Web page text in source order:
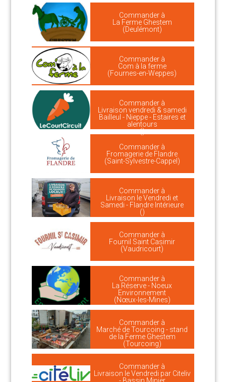
Commander à
La Ferme Ghestem
(Deulémont)
Commander à
Com à la ferme
(Fournes-en-Weppes)
Commander à
Livraison vendredi & samedi
Bailleul - Nieppe - Estaires et
alentours
()
Commander à
Fromagerie de Flandre
(Saint-Sylvestre-Cappel)
Commander à
Livraison le Vendredi et
Samedi - Flandre Intérieure
()
Commander à
Fournil Saint Casimir
(Vaudricourt)
Commander à
La Réserve - Noeux
Environnement
(Nœux-les-Mines)
Commander à
Marché de Tourcoing - stand
de la Ferme Ghestem
(Tourcoing)
Commander à
Livraison le Vendredi par Citeliv